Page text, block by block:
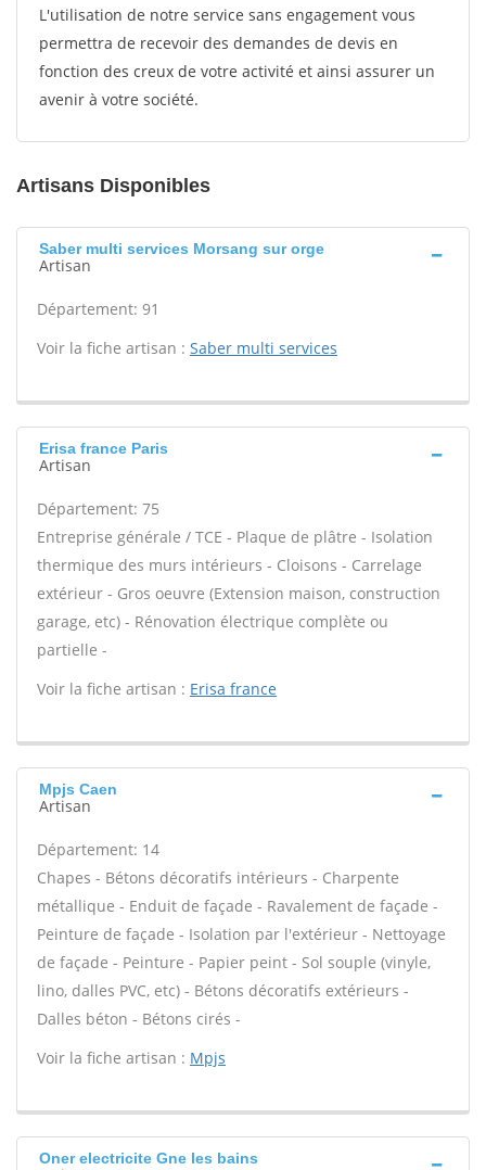
L'utilisation de notre service sans engagement vous
permettra de recevoir des demandes de devis en
fonction des creux de votre activité et ainsi assurer un
avenir à votre société.
Artisans Disponibles
Saber multi services Morsang sur orge
Artisan
Département: 91
Voir la fiche artisan : Saber multi services
Erisa france Paris
Artisan
Département: 75
Entreprise générale / TCE - Plaque de plâtre - Isolation
thermique des murs intérieurs - Cloisons - Carrelage
extérieur - Gros oeuvre (Extension maison, construction
garage, etc) - Rénovation électrique complète ou
partielle -
Voir la fiche artisan : Erisa france
Mpjs Caen
Artisan
Département: 14
Chapes - Bétons décoratifs intérieurs - Charpente
métallique - Enduit de façade - Ravalement de façade -
Peinture de façade - Isolation par l'extérieur - Nettoyage
de façade - Peinture - Papier peint - Sol souple (vinyle,
lino, dalles PVC, etc) - Bétons décoratifs extérieurs -
Dalles béton - Bétons cirés -
Voir la fiche artisan : Mpjs
Oner electricite Gne les bains